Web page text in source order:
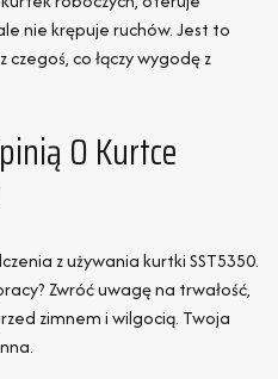
nie krępuje ruchów. Jest to
co łączy wygodę z
O Kurtce
z używania kurtki SST5350.
Zwróć uwagę na trwałość,
zimnem i wilgocią. Twoja